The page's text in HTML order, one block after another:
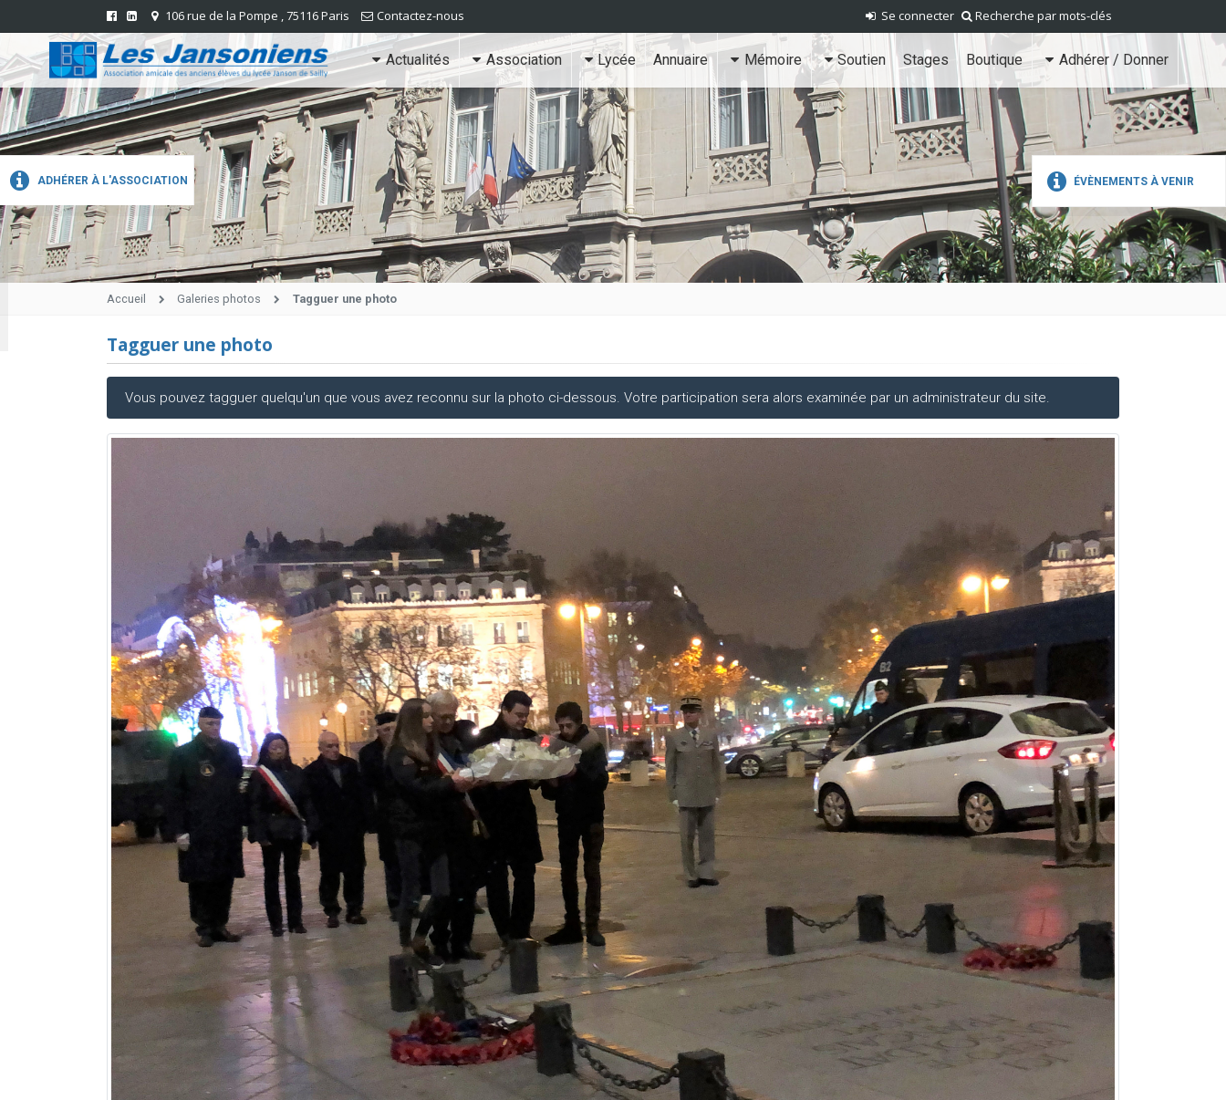
ADHÉRER À L'ASSOCIATION ÉVÈNEMENTS À VENIR
Recherche par mots-clés
Se connecter
106 rue de la Pompe , 75116 Paris Contactez-nous
Actualités Association Lycée Annuaire Mémoire Soutien Stages Boutique Adhérer / Donner
Accueil Galeries photos Tagguer une photo
Tagguer une photo
Vous pouvez tagguer quelqu'un que vous avez reconnu sur la photo ci-dessous. Votre participation sera alors examinée par un administrateur du site.